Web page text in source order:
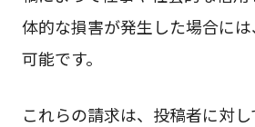
体的な損害が発生した場合に
可能です。
これらの請求は、投稿者に対